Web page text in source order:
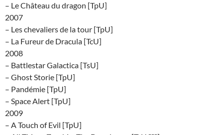
– Le Château du dragon [TpU]
2007
– Les chevaliers de la tour [TpU]
– La Fureur de Dracula [TcU]
2008
– Battlestar Galactica [TsU]
– Ghost Storie [TpU]
– Pandémie [TpU]
– Space Alert [TpU]
2009
– A Touch of Evil [TpU]